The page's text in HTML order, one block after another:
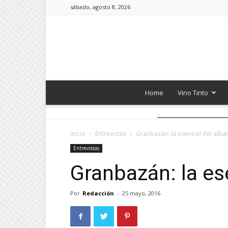
sábado, agosto 8, 2026
Home Vino Tinto
Inicio Entrevistas Granbazán: la esencial del
Entrevistas
Granbazán: la
Por Redacción - 25 mayo, 2016